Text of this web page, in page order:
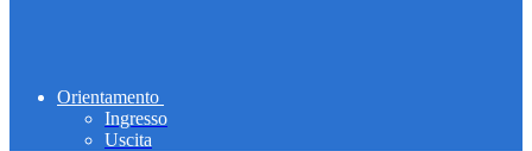
Orientamento
Ingresso
Uscita